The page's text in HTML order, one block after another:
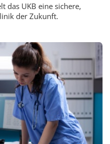
das UKB eine sichere,
der Zukunft.